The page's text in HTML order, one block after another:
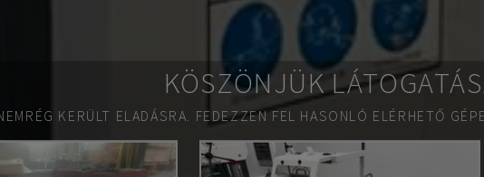
KÖSZÖNJÜK
KERÜLT ELADÁSRA. FEDEZZEN FEL HASONLÓ ELÉRHETŐ